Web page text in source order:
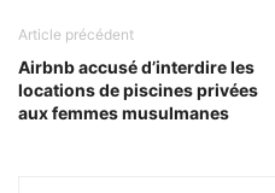
Article précédent
Airbnb accusé d’interdire les
locations de piscines privées
aux femmes musulmanes